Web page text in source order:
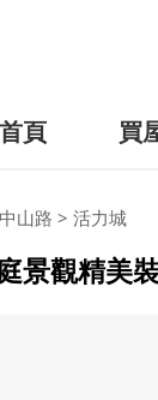
首頁 買
中山路 > 活力城
景觀精美